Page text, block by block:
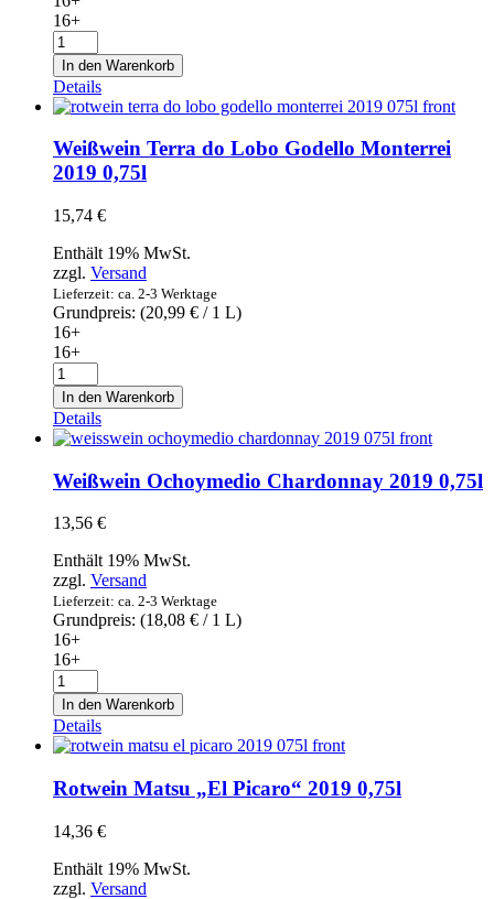
16+
Weißwein
Martin
Códax
Albariño
2019
0,75l
Menge
In den Warenkorb
Details
Weißwein Terra do Lobo Godello Monterrei
2019 0,75l
15,74 €
Enthält 19% MwSt.
zzgl. Versand
Lieferzeit: ca. 2-3 Werktage
Grundpreis: (20,99 € / 1 L)
16+
16+
Weißwein
Terra
do
Lobo
Godello
Monterrei
2019
Menge
In den Warenkorb
Details
Weißwein Ochoymedio Chardonnay 2019 0,75l
13,56 €
Enthält 19% MwSt.
zzgl. Versand
Lieferzeit: ca. 2-3 Werktage
Grundpreis: (18,08 € / 1 L)
16+
16+
Weißwein
Ochoymedio
Chardonnay
2019
0,75l
Menge
In den Warenkorb
Details
Rotwein Matsu „El Picaro“ 2019 0,75l
14,36 €
Enthält 19% MwSt.
zzgl. Versand